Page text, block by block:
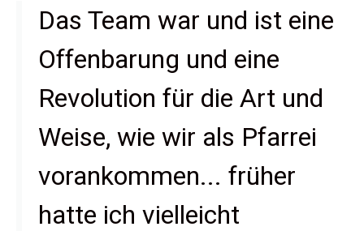
Das Team war und ist eine
Offenbarung und eine
Revolution für die Art und
Weise, wie wir als Pfarrei
vorankommen... früher
hatte ich vielleicht